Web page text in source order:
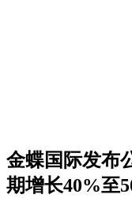
金蝶国际发布
期增长40%至